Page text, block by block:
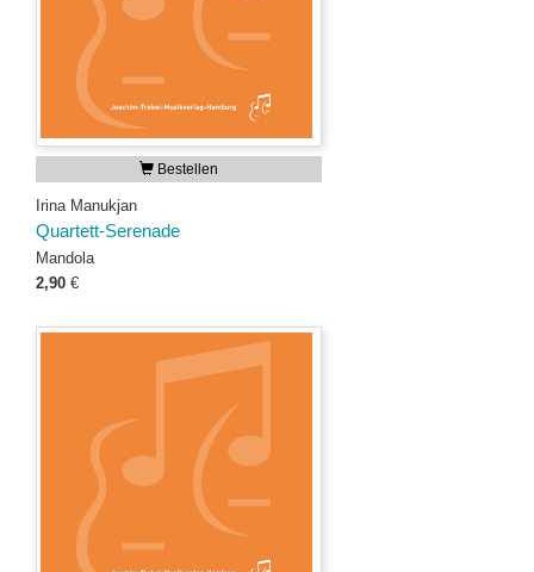
Bestellen
Irina Manukjan
Quartett-Serenade
Mandola
2,90 €